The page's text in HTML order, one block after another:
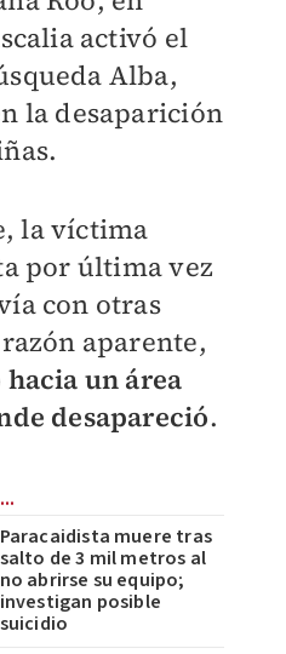
activó el
Alba,
la desaparición
la víctima
por última vez
con otras
aparente,
un área
desapareció.
Paracaidista muere tras
salto de 3 mil metros al
no abrirse su equipo;
investigan posible
suicidio